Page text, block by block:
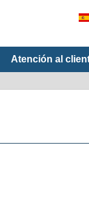
Atención al